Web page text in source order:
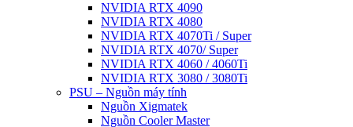
NVIDIA RTX 4090
NVIDIA RTX 4080
NVIDIA RTX 4070Ti / Super
NVIDIA RTX 4070/ Super
NVIDIA RTX 4060 / 4060Ti
NVIDIA RTX 3080 / 3080Ti
PSU – Nguồn máy tính
Nguồn Xigmatek
Nguồn Cooler Master